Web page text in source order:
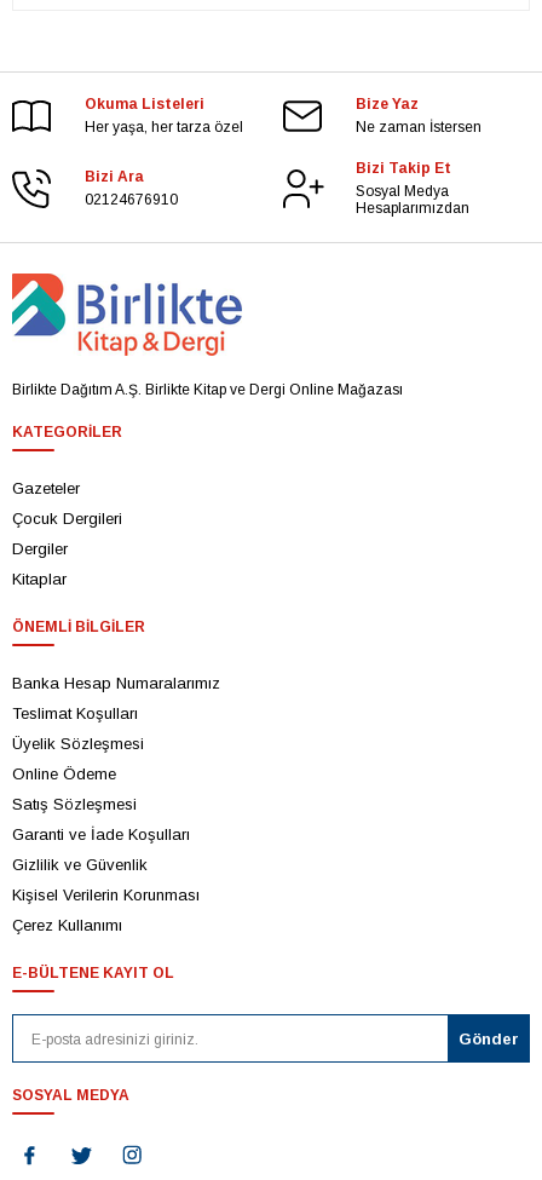
Okuma Listeleri
Her yaşa, her tarza özel
Bize Yaz
Ne zaman İstersen
Bizi Ara
02124676910
Bizi Takip Et
Sosyal Medya
Hesaplarımızdan
Birlikte Dağıtım A.Ş. Birlikte Kitap ve Dergi Online Mağazası
KATEGORILER
Gazeteler
Çocuk Dergileri
Dergiler
Kitaplar
ÖNEMLI BILGILER
Banka Hesap Numaralarımız
Teslimat Koşulları
Üyelik Sözleşmesi
Online Ödeme
Satış Sözleşmesi
Garanti ve İade Koşulları
Gizlilik ve Güvenlik
Kişisel Verilerin Korunması
Çerez Kullanımı
E-BÜLTENE KAYIT OL
SOSYAL MEDYA